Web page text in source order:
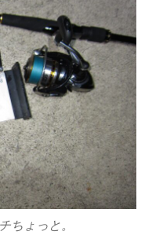
ちょっと。